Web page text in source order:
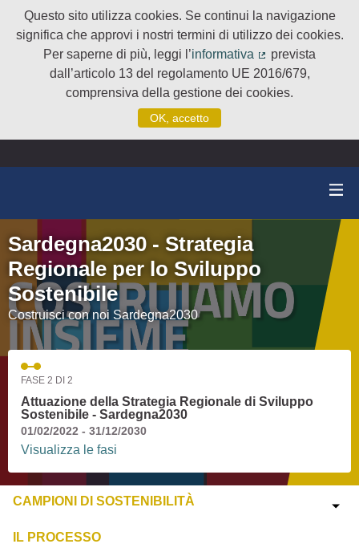
Questo sito utilizza cookies. Se continui la navigazione
significa che approvi i nostri termini di utilizzo dei cookies.
Per saperne di più, leggi l’informativa
(Collegamento
prevista
dall’articolo 13 del regolamento UE 2016/679,
comprensiva della gestione dei cookies.
OK, accetto
Sardegna2030 - Strategia
Regionale per lo Sviluppo
Sostenibile
Costruisci con noi Sardegna2030
FASE 2 DI 2
Attuazione della Strategia Regionale di Sviluppo
Sostenibile - Sardegna2030
01/02/2022 - 31/12/2030
Visualizza le fasi
CAMPIONI DI SOSTENIBILITÀ
IL PROCESSO